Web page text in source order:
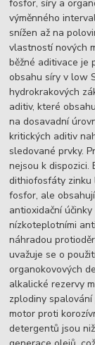
fosfor, síry a
výměnného
snížen až na
vlastností nových
běžné aditivace je
obsahu síry v low
hydrokrakových
aditiv, které
na dosavadní
kritických aditiv
sledované prvky.
nejsou k dispozici.
dithiofosfáty zinku
fosfor, ale
antioxidační
nízkoteplotními
náhradou
uvažuje se o
organokovových
alkalické rezervy
zplodiny
motor proti
detergentů jsou